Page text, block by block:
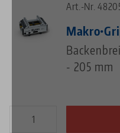
Art.-Nr.
- 205 mm